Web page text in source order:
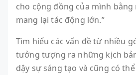
cho cộng đồng của mình
mang lại tác động lớn.”
Tìm hiểu các vấn đề từ nhiều
tưởng tượng ra những kịch
dậy sự sáng tạo và cũng có